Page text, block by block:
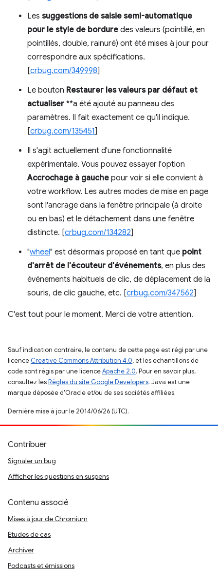
Les suggestions de saisie semi-automatique
pour le style de bordure des valeurs (pointillé, en
pointillés, double, rainuré) ont été mises à jour pour
correspondre aux spécifications.
[crbug.com/349998]
Le bouton Restaurer les valeurs par défaut et
actualiser **a été ajouté au panneau des
paramètres. Il fait exactement ce qu'il indique.
[crbug.com/135451]
Il s'agit actuellement d'une fonctionnalité
expérimentale. Vous pouvez essayer l'option
Accrochage à gauche pour voir si elle convient à
votre workflow. Les autres modes de mise en page
sont l'ancrage dans la fenêtre principale (à droite
ou en bas) et le détachement dans une fenêtre
distincte. [crbug.com/134282]
"wheel" est désormais proposé en tant que point
d'arrêt de l'écouteur d'événements, en plus des
événements habituels de clic, de déplacement de la
souris, de clic gauche, etc. [crbug.com/347562]
C'est tout pour le moment. Merci de votre attention.
Sauf indication contraire, le contenu de cette page est régi par une
licence Creative Commons Attribution 4.0, et les échantillons de
code sont régis par une licenceApache 2.0. Pour en savoir plus,
consultez lesRègles du site Google Developers. Java est une
marque déposée d'Oracle et/ou de ses sociétés affiliées.
Dernière mise à jour le 2014/06/26 (UTC).
Contribuer
Signaler un bug
Afficher les questions en suspens
Contenu associé
Mises à jour de Chromium
Études de cas
Archiver
Podcasts et émissions